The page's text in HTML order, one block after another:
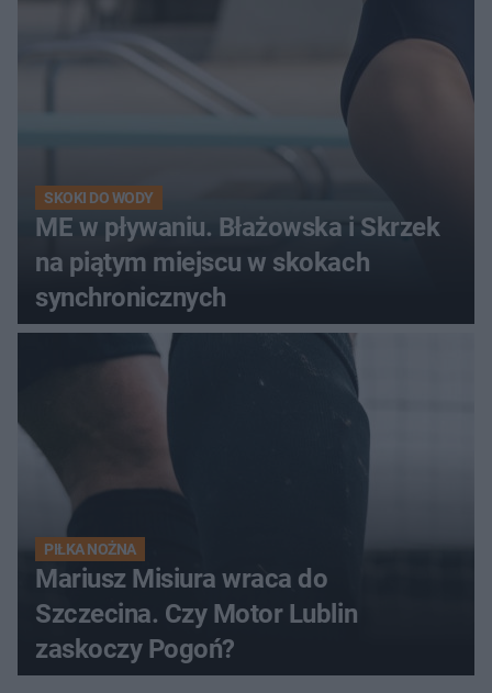
SKOKI DO WODY
ME w pływaniu. Błażowska i Skrzek
na piątym miejscu w skokach
synchronicznych
PIŁKA NOŻNA
Mariusz Misiura wraca do
Szczecina. Czy Motor Lublin
zaskoczy Pogoń?